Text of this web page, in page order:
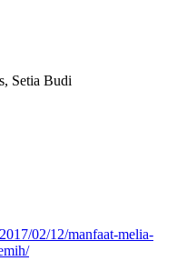
Setia Budi
02/12/manfaat-melia-